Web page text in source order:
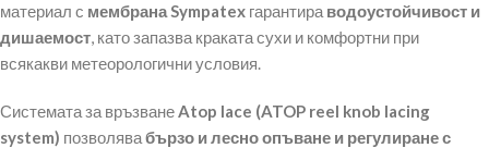
материал с мембрана Sympatex гарантира водоустойчивост и
дишаемост, като запазва краката сухи и комфортни при
всякакви метеорологични условия.
Системата за връзванеAtop lace (ATOP reel knob lacing
system) позволявабързо и лесно опъване и регулиране с